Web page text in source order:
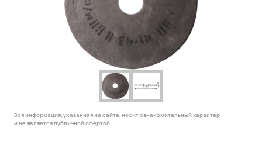
Вся информация, указанная на сайте, носит ознакомительный характер
и не является публичной офертой.